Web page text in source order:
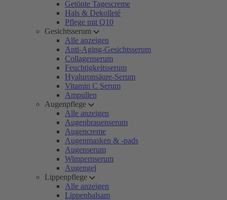
Getönte Tagescreme
Hals & Dekolleté
Pflege mit Q10
Gesichtsserum
Alle anzeigen
Anti-Aging-Gesichtsserum
Collagenserum
Feuchtigkeitsserum
Hyaluronsäure-Serum
Vitamin C Serum
Ampullen
Augenpflege
Alle anzeigen
Augenbrauenserum
Augencreme
Augenmasken & -pads
Augenserum
Wimpernserum
Augengel
Lippenpflege
Alle anzeigen
Lippenbalsam